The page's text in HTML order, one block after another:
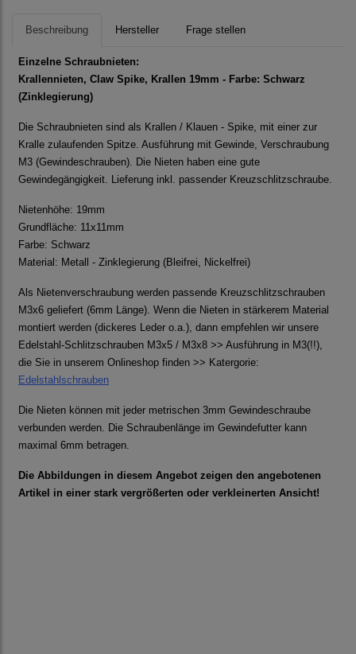
Beschreibung Hersteller Frage stellen
Einzelne Schraubnieten:
Krallennieten, Claw Spike, Krallen 19mm - Farbe: Schwarz
(Zinklegierung)
Die Schraubnieten sind als Krallen / Klauen - Spike, mit einer zur
Kralle zulaufenden Spitze. Ausführung mit Gewinde, Verschraubung
M3 (Gewindeschrauben). Die Nieten haben eine gute
Gewindegängigkeit. Lieferung inkl. passender Kreuzschlitzschraube.
Nietenhöhe: 19mm
Grundfläche: 11x11mm
Farbe: Schwarz
Material: Metall - Zinklegierung (Bleifrei, Nickelfrei)
Als Nietenverschraubung werden passende Kreuzschlitzschrauben
M3x6 geliefert (6mm Länge). Wenn die Nieten in stärkerem Material
montiert werden (dickeres Leder o.a.), dann empfehlen wir unsere
Edelstahl-Schlitzschrauben M3x5 / M3x8 >> Ausführung in M3(!!),
die Sie in unserem Onlineshop finden >> Katergorie:
Edelstahlschrauben
Die Nieten können mit jeder metrischen 3mm Gewindeschraube
verbunden werden. Die Schraubenlänge im Gewindefutter kann
maximal 6mm betragen.
Die Abbildungen in diesem Angebot zeigen den angebotenen
Artikel in einer stark vergrößerten oder verkleinerten Ansicht!